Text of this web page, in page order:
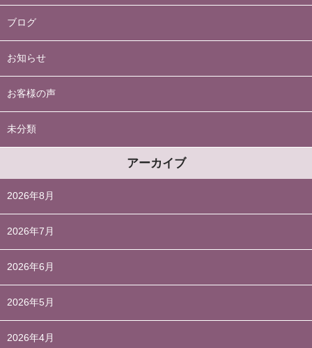
ブログ
お知らせ
お客様の声
未分類
アーカイブ
2026年8月
2026年7月
2026年6月
2026年5月
2026年4月